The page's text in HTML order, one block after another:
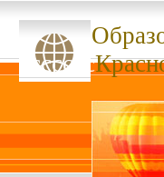
ссссссс